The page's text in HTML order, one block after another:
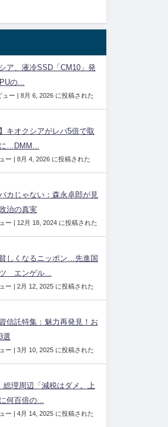
ア、液冷SSD「CM10」発
の...
ュー | 8月 6, 2026 に投稿された
】キオクシアがレバ5倍で取
…DMM...
ー | 8月 4, 2026 に投稿された
カじゃない：森永卓郎が見
治の真実
ー | 12月 18, 2024 に投稿された
貧しくなるニッポン…先進国
エンゲル...
ー | 2月 12, 2025 に投稿された
信託特集：魅力再発見！お
選
ー | 3月 10, 2025 に投稿された
総理周辺「減税はダメ。上
何百倍の...
ー | 4月 14, 2025 に投稿された